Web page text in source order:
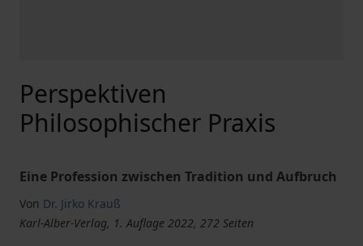
Perspektiven
Philosophischer Praxis
Eine Profession zwischen Tradition und Aufbruch
Von Dr. Jirko Krauß
Karl-Alber-Verlag, 1. Auflage 2022, 272 Seiten